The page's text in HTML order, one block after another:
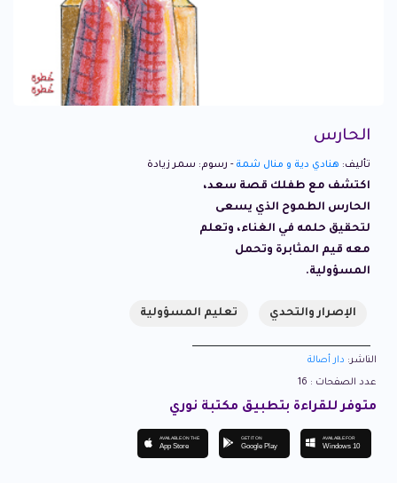
الحارس
تأليف: هنادي دية و منال شمة - رسوم: سمر زيادة
اكتشف مع طفلك قصة سعد،
الحارس الطموح الذي يسعى
لتحقيق حلمه في الغناء، وتعلم
معه قيم المثابرة وتحمل
المسؤولية.
الإصرار والتحدي تعليم المسؤولية
الناشر: دار أصالة
عدد الصفحات : 16
متوفر للقراءة بتطبيق مكتبة نوري
AVAILABLE ON THE
App Store
GET IT ON
Google Play
AVAILABLE FOR
Windows 10